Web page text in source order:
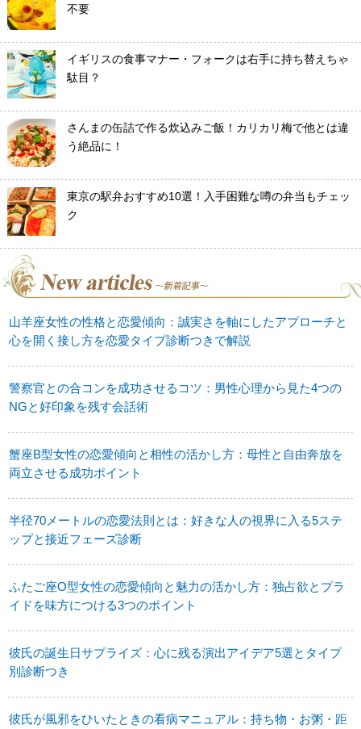
不要
イギリスの食事マナー・フォークは右手に持ち替えちゃ
駄目？
さんまの缶詰で作る炊込みご飯！カリカリ梅で他とは違
う絶品に！
東京の駅弁おすすめ10選！入手困難な噂の弁当もチェッ
ク
山羊座女性の性格と恋愛傾向：誠実さを軸にしたアプローチと
心を開く接し方を恋愛タイプ診断つきで解説
警察官との合コンを成功させるコツ：男性心理から見た4つの
NGと好印象を残す会話術
蟹座B型女性の恋愛傾向と相性の活かし方：母性と自由奔放を
両立させる成功ポイント
半径70メートルの恋愛法則とは：好きな人の視界に入る5ステ
ップと接近フェーズ診断
ふたご座O型女性の恋愛傾向と魅力の活かし方：独占欲とプラ
イドを味方につける3つのポイント
彼氏の誕生日サプライズ：心に残る演出アイデア5選とタイプ
別診断つき
彼氏が風邪をひいたときの看病マニュアル：持ち物・お粥・距